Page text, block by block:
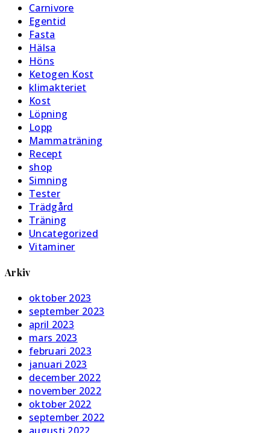
Carnivore
Egentid
Fasta
Hälsa
Höns
Ketogen Kost
klimakteriet
Kost
Löpning
Lopp
Mammaträning
Recept
shop
Simning
Tester
Trädgård
Träning
Uncategorized
Vitaminer
Arkiv
oktober 2023
september 2023
april 2023
mars 2023
februari 2023
januari 2023
december 2022
november 2022
oktober 2022
september 2022